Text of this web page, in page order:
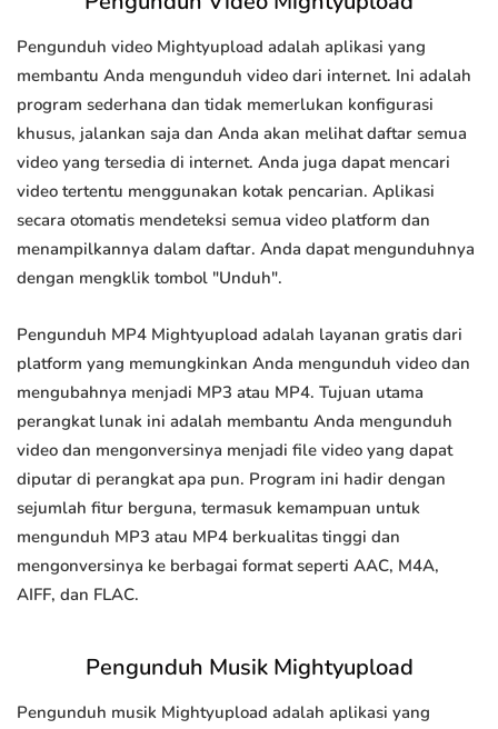
Pengunduh video Mightyupload adalah aplikasi yang
membantu Anda mengunduh video dari internet. Ini adalah
program sederhana dan tidak memerlukan konfigurasi
khusus, jalankan saja dan Anda akan melihat daftar semua
video yang tersedia di internet. Anda juga dapat mencari
video tertentu menggunakan kotak pencarian. Aplikasi
secara otomatis mendeteksi semua video platform dan
menampilkannya dalam daftar. Anda dapat mengunduhnya
dengan mengklik tombol "Unduh".
Pengunduh MP4 Mightyupload adalah layanan gratis dari
platform yang memungkinkan Anda mengunduh video dan
mengubahnya menjadi MP3 atau MP4. Tujuan utama
perangkat lunak ini adalah membantu Anda mengunduh
video dan mengonversinya menjadi file video yang dapat
diputar di perangkat apa pun. Program ini hadir dengan
sejumlah fitur berguna, termasuk kemampuan untuk
mengunduh MP3 atau MP4 berkualitas tinggi dan
mengonversinya ke berbagai format seperti AAC, M4A,
AIFF, dan FLAC.
Pengunduh Musik Mightyupload
Pengunduh musik Mightyupload adalah aplikasi yang